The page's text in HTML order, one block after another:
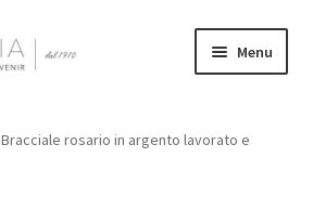
Menu
Bracciale rosario in argento lavorato e